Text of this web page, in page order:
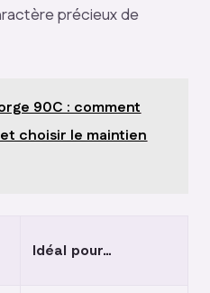
précieux de
90C : comment
choisir le maintien
Idéal pour…